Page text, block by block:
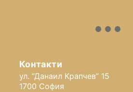
Контакти
ул. “Данаил Крапчев” 15
1700 София